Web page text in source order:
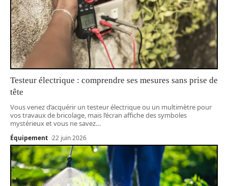
Testeur électrique : comprendre ses mesures sans prise de
tête
Vous venez d’acquérir un testeur électrique ou un multimètre pour
vos travaux de bricolage, mais l’écran affiche des symboles
mystérieux et vous ne savez…
Équipement 22 juin 2026